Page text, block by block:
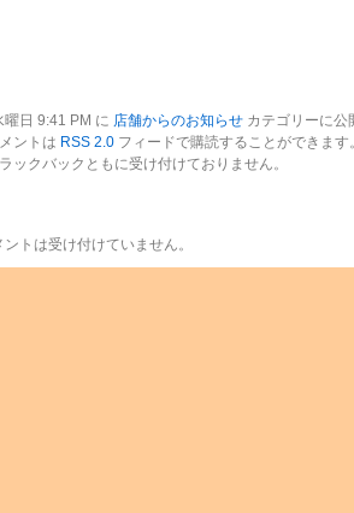
日 9:41 PM に 店舗からのお知らせカテゴリーに公
ントは RSS 2.0フィードで購読することができます。
ックバックともに受け付けておりません。
ントは受け付けていません。